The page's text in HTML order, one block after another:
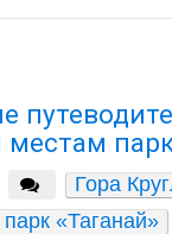
Гора
«Таганай»